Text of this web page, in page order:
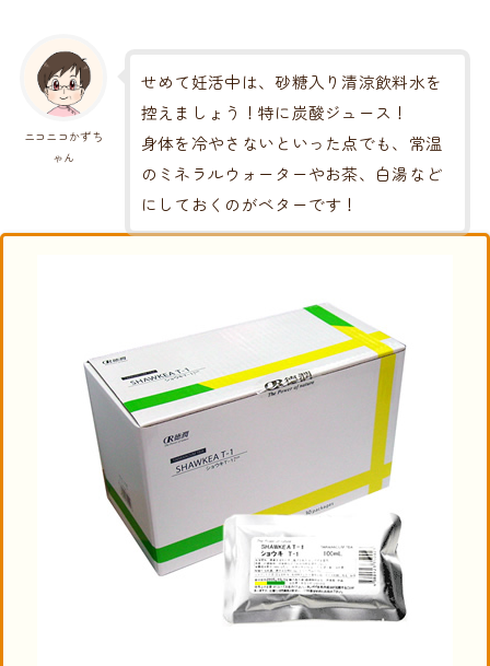
ニコニコかずち
ゃん
せめて妊活中は、砂糖入り清涼飲料水を
控えましょう！特に炭酸ジュース！
身体を冷やさないといった点でも、常温
のミネラルウォーターやお茶、白湯など
にしておくのがベターです！